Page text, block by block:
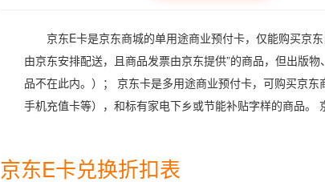
京东E卡是京东商城的单用途商业预付卡，仅能购买京
由京东安排配送，且商品发票由京东提供”的商品，但出版
品不在此内。）； 京东卡是多用途商业预付卡，可购买京
手机充值卡等），和标有家电下乡或节能补贴字样的商品。
京东E卡兑换折扣表